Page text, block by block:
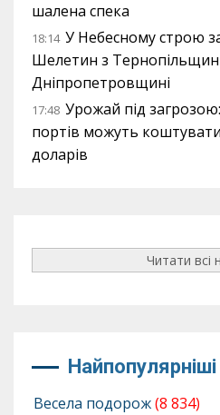
шалена спека
18:14 У Небесному строю
Шелетин з
Дніпропетровщині
17:48 Урожай під загрозою:
портів можуть коштувати
доларів
Читати всі
Найпопулярніші
Весела подорож(8 834)